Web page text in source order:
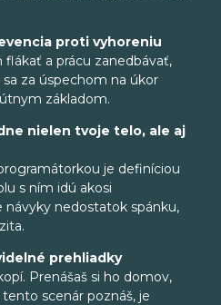
proti vyhoreniu
flákať a prácu zanedbávať,
za úspechom na úkor
základom.
nielen tvoje telo, ale aj
je definíciou
s ním idú akosi
nedostatok spánku,
prehliadky
Prenášaš si ho domov,
scenár poznáš, je